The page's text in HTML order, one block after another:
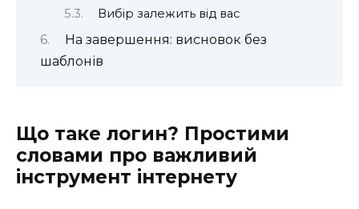
Вибір залежить від вас
На завершення: висновок без
шаблонів
Що таке логин? Простими
словами про важливий
інструмент інтернету